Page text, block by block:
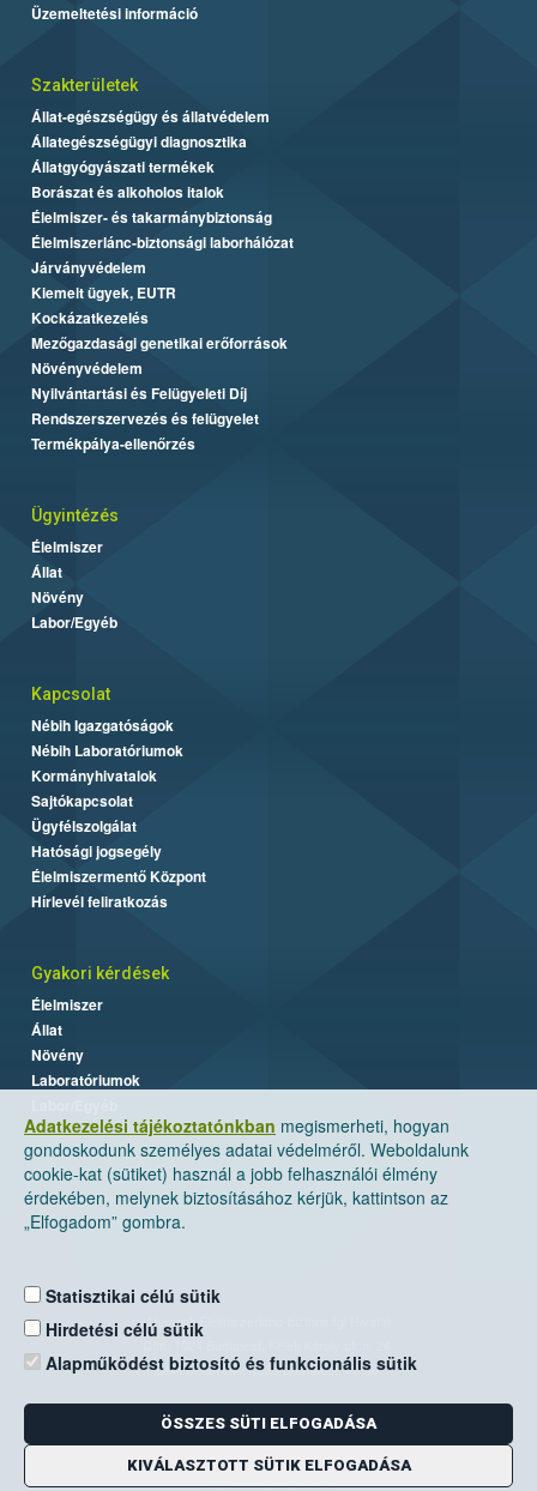
Adatkezelési tájékoztatónkban megismerheti, hogyan
gondoskodunk személyes adatai védelméről. Weboldalunk
cookie-kat (sütiket) használ a jobb felhasználói élmény
érdekében, melynek biztosításához kérjük, kattintson az
„Elfogadom” gombra.
Statisztikai célú sütik
Hirdetési célú sütik
Alapműködést biztosító és funkcionális sütik
ÖSSZES SÜTI ELFOGADÁSA
KIVÁLASZTOTT SÜTIK ELFOGADÁSA
Üzemeltetési információ
Szakterületek
Állat-egészségügy és állatvédelem
Állategészségügyi diagnosztika
Állatgyógyászati termékek
Borászat és alkoholos italok
Élelmiszer- és takarmánybiztonság
Élelmiszerlánc-biztonsági laborhálózat
Járványvédelem
Kiemelt ügyek, EUTR
Kockázatkezelés
Mezőgazdasági genetikai erőforrások
Növényvédelem
Nyilvántartási és Felügyeleti Díj
Rendszerszervezés és felügyelet
Termékpálya-ellenőrzés
Ügyintézés
Élelmiszer
Állat
Növény
Labor/Egyéb
Kapcsolat
Nébih Igazgatóságok
Nébih Laboratóriumok
Kormányhivatalok
Sajtókapcsolat
Ügyfélszolgálat
Hatósági jogsegély
Élelmiszermentő Központ
Hírlevél feliratkozás
Gyakori kérdések
Élelmiszer
Állat
Növény
Laboratóriumok
Nemzeti Élelmiszerlánc-biztonsági Hivatal
Levelezési cím: 1525 Budapest. Pf. 30.
E-mail:ugyfelszolgalat@nebih.gov.hu
Zöld szám: 06-80/263-244
Telefon: 06-1/ 336-9000